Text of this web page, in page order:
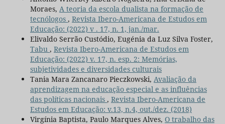
Moraes, A teoria da escola dualista na formação de
tecnólogos , Revista Ibero-Americana de Estudos em
Educação: (2022) v . 17, n. 1, jan./mar.
Elivaldo Serrão Custódio, Eugénia da Luz Silva Foster,
Tabu , Revista Ibero-Americana de Estudos em
Educação: (2022) v. 17, n. esp. 2: Memórias,
subjetividades e diversidades culturais
Tania Mara Zancanaro Pieczkowski, Avaliação da
aprendizagem na educação especial e as influências
das políticas nacionais , Revista Ibero-Americana de
Estudos em Educação: v.13, n.4, out./dez. (2018)
Virgínia Baptista, Paulo Marques Alves, O trabalho das